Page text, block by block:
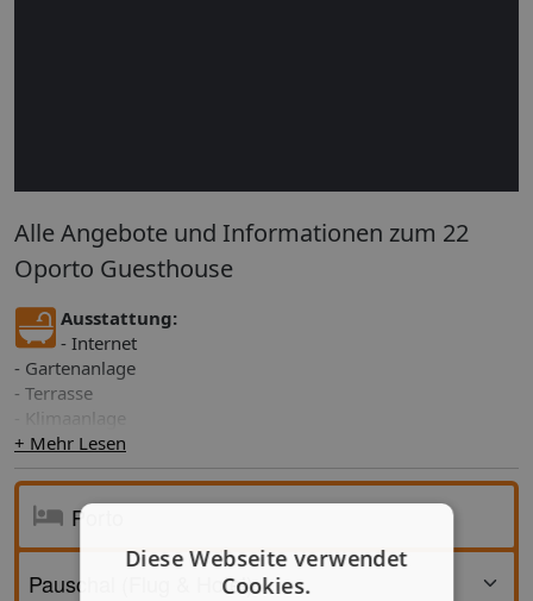
Alle Angebote und Informationen zum 22
Oporto Guesthouse
Ausstattung:
- Internet
- Gartenanlage
- Terrasse
+ Mehr Lesen
Diese Webseite verwendet
Cookies.